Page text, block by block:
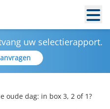
uw selectierapport.
oude dag: in box 3, 2 of 1?